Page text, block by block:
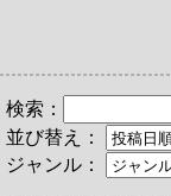
検索：
並び替え：
ジャンル：